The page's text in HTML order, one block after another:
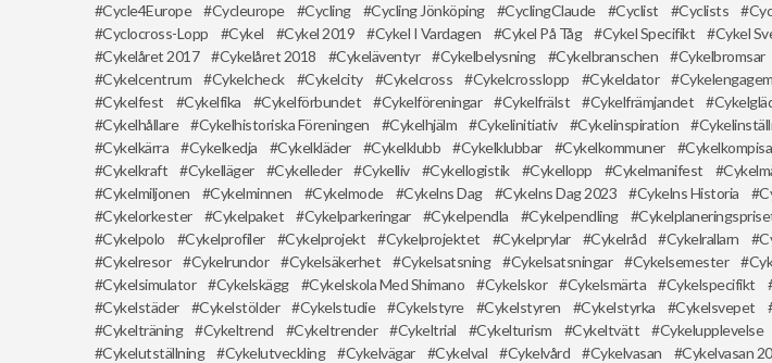
Cycle4Europe
Cycleurope Cycling Cycling Jönköping CyclingClaude Cyclist Cyclists
Cyclocross-Lopp
Cykel Cykel 2019 Cykel I Vardagen Cykel På Tåg Cykel Specifikt Cykel
Cykelåret 2017
Cykelåret 2018 Cykeläventyr Cykelbelysning Cykelbranschen Cykelbromsar
Cykelcentrum
Cykelcheck Cykelcity Cykelcross Cykelcrosslopp Cykeldator
Cykelfest
Cykelfika Cykelförbundet Cykelföreningar Cykelfrälst Cykelfrämjandet
Cykelhållare
Cykelhistoriska Föreningen Cykelhjälm Cykelinitiativ Cykelinspiration
Cykelkärra
Cykelkedja Cykelkläder Cykelklubb Cykelklubbar Cykelkommuner
Cykelkraft
Cykelläger Cykelleder Cykelliv Cykellogistik Cykellopp Cykelmanifest
Cykelmiljonen
Cykelminnen Cykelmode Cykelns Dag Cykelns Dag 2023 Cykelns Historia
Cykelorkester
Cykelpaket Cykelparkeringar Cykelpendla Cykelpendling
Cykelpolo
Cykelprofiler Cykelprojekt Cykelprojektet Cykelprylar Cykelråd Cykelrallarn
Cykelresor
Cykelrundor Cykelsäkerhet Cykelsatsning Cykelsatsningar Cykelsemester
Cykelsimulator
Cykelskägg Cykelskola Med Shimano Cykelskor Cykelsmärta Cykelspecifikt
Cykelstäder
Cykelstölder Cykelstudie Cykelstyre Cykelstyren Cykelstyrka Cykelsvepet
Cykelträning
Cykeltrend Cykeltrender Cykeltrial Cykelturism Cykeltvätt Cykelupplevelse
Cykelutställning
Cykelutveckling Cykelvägar Cykelval Cykelvård Cykelvasan Cykelvasan